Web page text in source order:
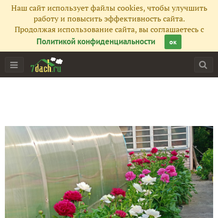
Наш сайт использует файлы cookies, чтобы улучшить
работу и повысить эффективность сайта.
Продолжая использование сайта, вы соглашаетесь с
Политикой конфиденциальности
ок
Все публикации 758
534
Сейчас обсуждают